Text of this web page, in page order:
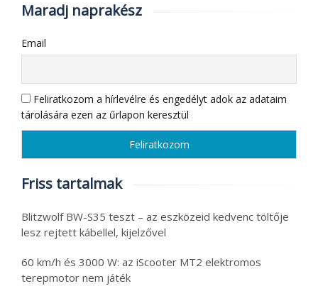
Maradj naprakész
Email
Feliratkozom a hírlevélre és engedélyt adok az adataim
tárolására ezen az űrlapon keresztül
Friss tartalmak
Blitzwolf BW-S35 teszt – az eszközeid kedvenc töltője
lesz rejtett kábellel, kijelzővel
60 km/h és 3000 W: az iScooter MT2 elektromos
terepmotor nem játék